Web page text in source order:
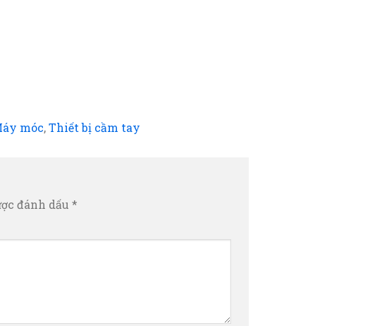
móc,Thiết bị cầm tay
đánh dấu *